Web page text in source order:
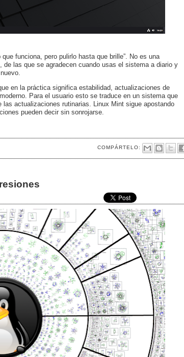
funciona, pero pulirlo hasta que brille”. No es una
las que se agradecen cuando usas el sistema a diario y
en la práctica significa estabilidad, actualizaciones de
Para el usuario esto se traduce en un sistema que
actualizaciones rutinarias. Linux Mint sigue apostando
pueden decir sin sonrojarse.
COMPÁRTELO: